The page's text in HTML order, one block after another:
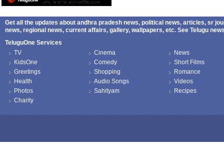
Get all the updates about andhra pradesh news, political news, articles, sr
news, regional news, current affairs, gallery, wallpapers, etc. See Telugu
TeluguOne Services
TV
KidsOne
Greetings
Health
Photos
Charity
Cinema
Comedy
Shopping
Audio Songs
Sahityam
News
Short Films
Romance
Videos
Recipes